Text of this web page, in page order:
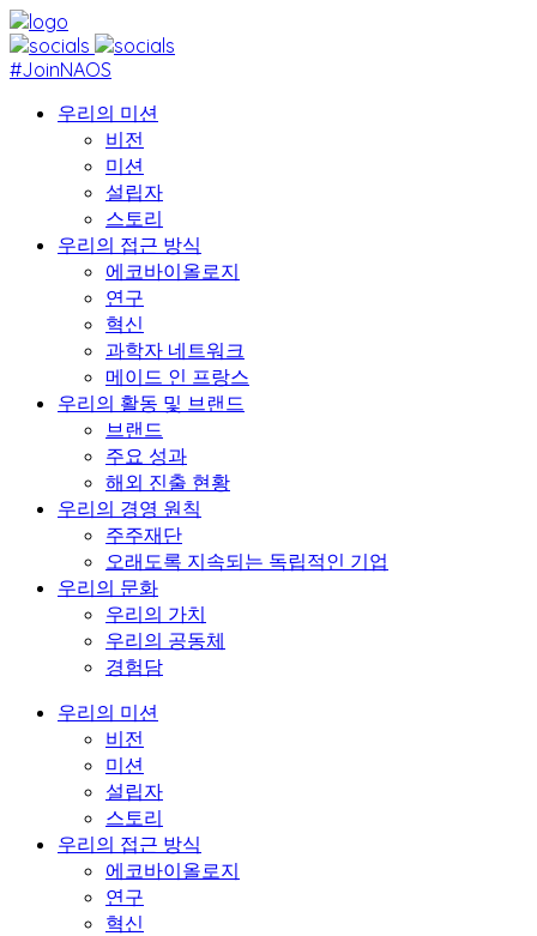
#JoinNAOS
우리의 미션
비전
미션
설립자
스토리
우리의 접근 방식
에코바이올로지
연구
혁신
과학자 네트워크
메이드 인 프랑스
우리의 활동 및 브랜드
브랜드
주요 성과
해외 진출 현황
우리의 경영 원칙
주주재단
오래도록 지속되는 독립적인 기업
우리의 문화
우리의 가치
우리의 공동체
경험담
우리의 미션
비전
미션
설립자
스토리
우리의 접근 방식
에코바이올로지
연구
혁신